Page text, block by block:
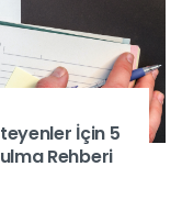
İçin 5
Rehberi